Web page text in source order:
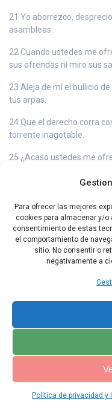
Para ofrecer las mejores
cookies para almacenar y/o
consentimiento de estas
el comportamiento de
sitio. No consentir o
negativamente a
Política de privacidad y
21 Yo aborrezco,
asambleas.
22 Cuando ustedes me
sus ofrendas ni miro sus
23 Aleja de mí el bullicio
tus arpas.
24 Que el derecho corra
torrente inagotable.
25 ¿Acaso ustedes me
esos ídolos que se han
27 porque yo los
cuyo nombre es «Dios de
Capítulo